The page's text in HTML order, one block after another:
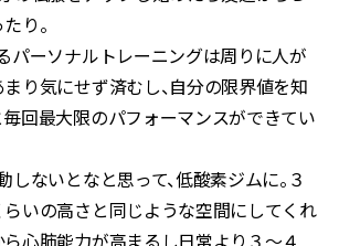
り。
パーソナルトレーニングは周りに人が
り気にせず済むし、自分の限界値を知
回最大限のパフォーマンスができてい
しないとなと思って、低酸素ジムに。３
いの高さと同じような空間にしてくれ